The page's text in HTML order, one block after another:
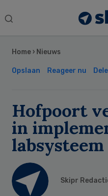
Search
Home › Nieuws
Opslaan Reageer nu
Hofpoort
in
labsysteem
Skipr
Sidebar